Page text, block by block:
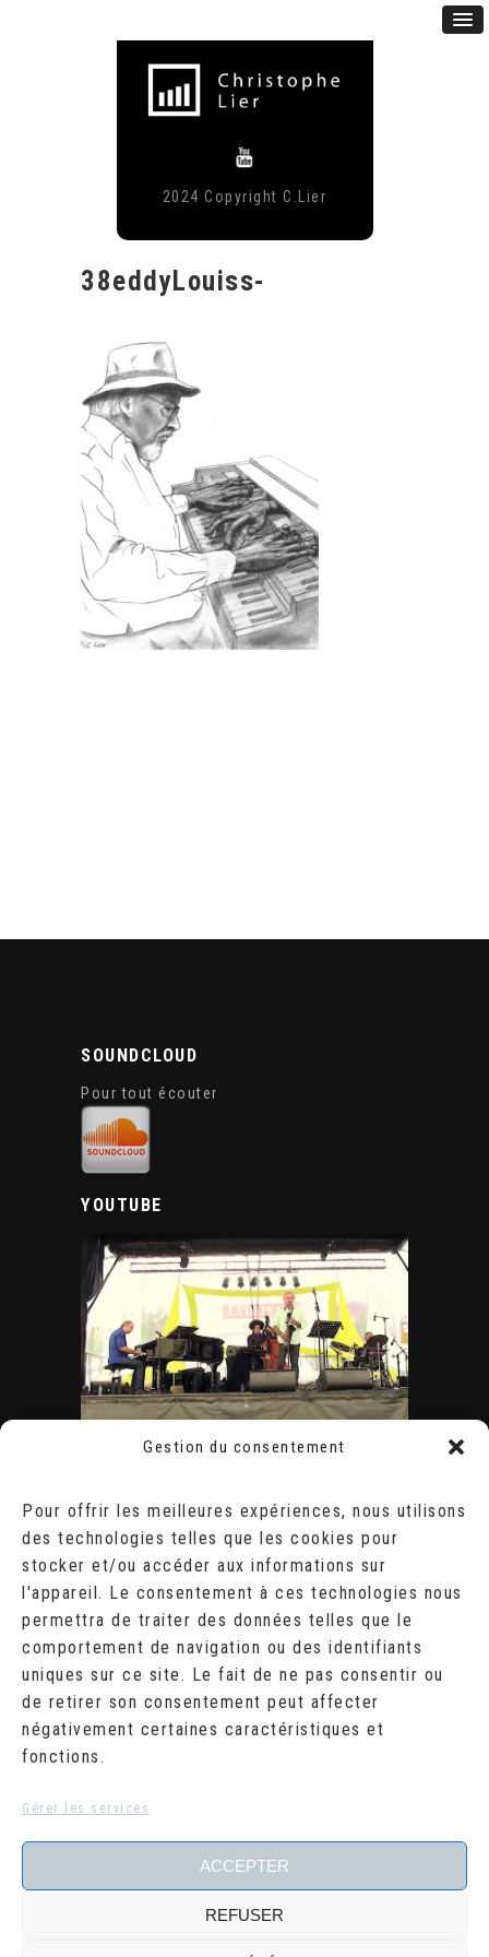
Gestion du consentement
Pour offrir les meilleures expériences, nous utilisons
des technologies telles que les cookies pour
stocker et/ou accéder aux informations sur
l'appareil. Le consentement à ces technologies nous
permettra de traiter des données telles que le
comportement de navigation ou des identifiants
uniques sur ce site. Le fait de ne pas consentir ou
de retirer son consentement peut affecter
négativement certaines caractéristiques et
fonctions.
Gérer les services
ACCEPTER
REFUSER
2024 Copyright C.Lier
38eddyLouiss-
SOUNDCLOUD
Pour tout écouter
YOUTUBE
ÉVÈNEMENTS
AOÛT 2026
L M M J V S
D
1
2
3
4 5 6 7 8
9
10 11 12 13 14 15
16
17
18 19 20 21 22 23
24
25 26 27 28 29 30
« Juil
RECHERCHER
Search